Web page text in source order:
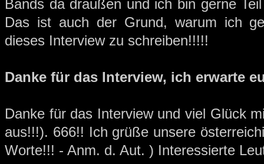
Bands da draußen und ich bin gerne
Das ist auch der Grund, warum ich
dieses Interview zu schreiben!!!!!
Danke für das Interview, ich erwarte
Danke für das Interview und viel Glück
aus!!!). 666!! Ich grüße unsere
Worte!!! - Anm. d. Aut. ) Interessierte